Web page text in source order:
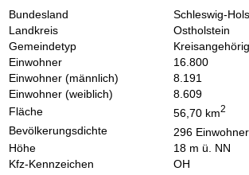
Bundesland
Schleswig-
Landkreis
Ostholstein
Gemeindetyp
Einwohner
16.800
Einwohner (männlich)
8.191
Einwohner (weiblich)
8.609
Fläche
56,70 km2
Bevölkerungsdichte 296
Höhe
18 m ü. NN
Kfz-Kennzeichen
OH